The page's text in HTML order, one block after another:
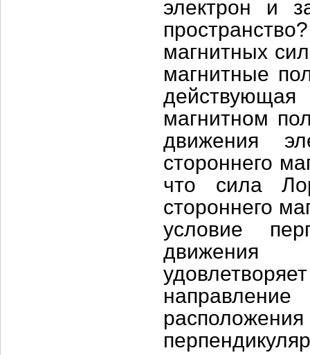
электрон и
магнитных
магнитные
магнитном
движения
стороннего
что сила
стороннего
условие
движения